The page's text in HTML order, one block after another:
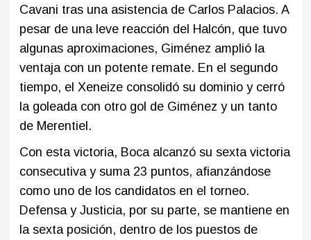
Cavani tras una asistencia de Carlos Palacios. A
pesar de una leve reacción del Halcón, que tuvo
algunas aproximaciones, Giménez amplió la
ventaja con un potente remate. En el segundo
tiempo, el Xeneize consolidó su dominio y cerró
la goleada con otro gol de Giménez y un tanto
de Merentiel. ​
Con esta victoria, Boca alcanzó su sexta victoria
consecutiva y suma 23 puntos, afianzándose
como uno de los candidatos en el torneo.
Defensa y Justicia, por su parte, se mantiene en
la sexta posición, dentro de los puestos de